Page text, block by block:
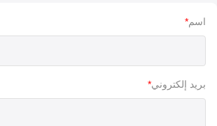
اسم*
بريد إلكتروني*